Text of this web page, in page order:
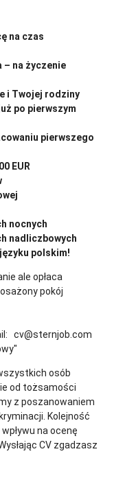
na czas
na życzenie
i Twojej rodziny
po pierwszym
pierwszego
EUR
nocnych
nadliczbowych
polskim!
ale opłaca
pokój
cv@sternjob.com
osób
od tożsamości
z poszanowaniem
Kolejność
na ocenę
CV zgadzasz